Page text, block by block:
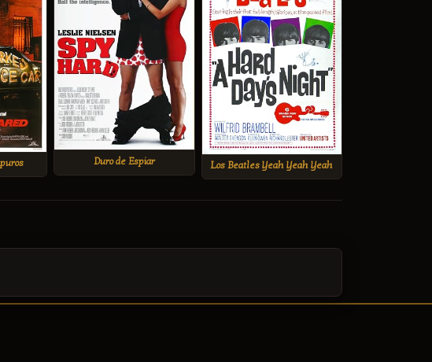
Duro de Espiar Los Beatles Yeah Yeah Yeah